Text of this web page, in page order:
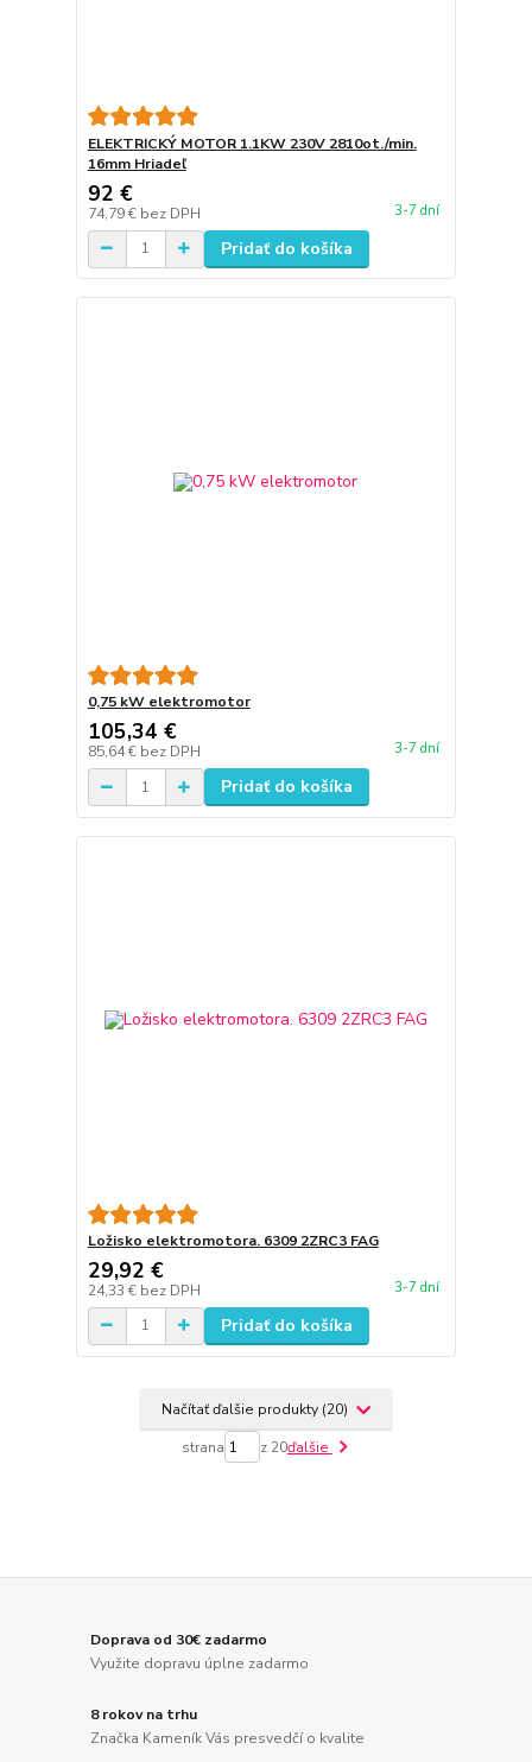
ELEKTRICKÝ MOTOR 1.1KW 230V 2810ot./min.
16mm Hriadeľ
92 €
74,79 € bez DPH 3-7 dní
Pridať do košíka
0,75 kW elektromotor
105,34 €
85,64 € bez DPH 3-7 dní
Pridať do košíka
Ložisko elektromotora. 6309 2ZRC3 FAG
29,92 €
24,33 € bez DPH 3-7 dní
Pridať do košíka
Načítať ďalšie produkty (20)
strana z 20ďalšie
Doprava od 30€ zadarmo
Využite dopravu úplne zadarmo
8 rokov na trhu
Značka Kameník Vás presvedčí o kvalite